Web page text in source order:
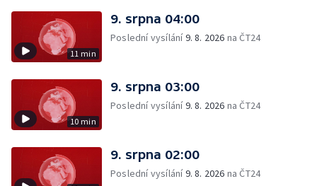
11 min
9. srpna 04:00
Poslední vysílání9. 8. 2026 na ČT24
10 min
9. srpna 03:00
Poslední vysílání9. 8. 2026 na ČT24
9. srpna 02:00
Poslední vysílání9. 8. 2026 na ČT24